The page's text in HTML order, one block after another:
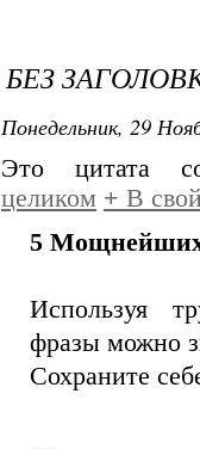
БЕЗ
Понедельник, 29
Это цитата
целиком + В
5 Мощнейших
Используя
фразы можно
Сохраните